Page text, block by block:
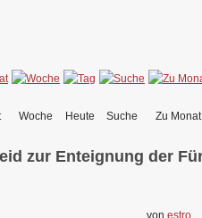
Woche Heute Suche Zu Monat
zur Enteignung der
von estro